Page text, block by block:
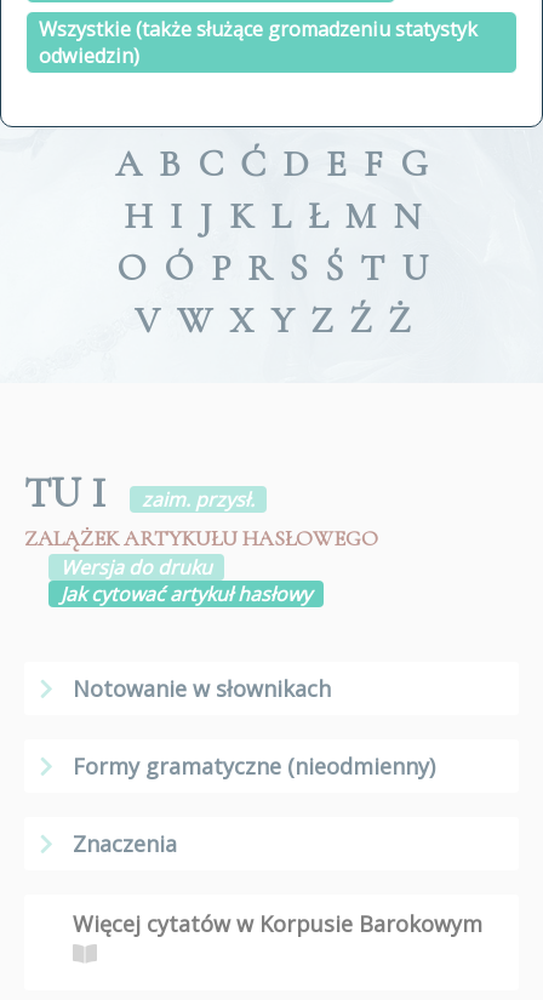
Wszystkie (także służące gromadzeniu statystyk
odwiedzin)
a fronte
a tergo
A B C Ć D E F G
H I J K L Ł M N
O Ó P R S Ś T U
V W X Y Z Ź Ż
TU I
zaim. przysł.
ZALĄŻEK ARTYKUŁU HASŁOWEGO
Wersja do druku
Jak cytować artykuł hasłowy
Notowanie w słownikach
Formy gramatyczne (nieodmienny)
Znaczenia
Więcej cytatów w Korpusie Barokowym